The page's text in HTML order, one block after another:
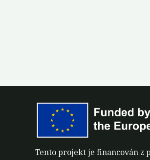
Tento projekt je financován z